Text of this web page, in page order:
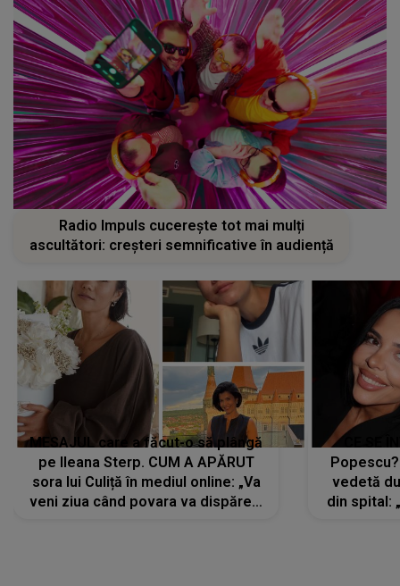
Radio Impuls cucerește tot mai mulți
ascultători: creșteri semnificative în audiență
MESAJUL care a făcut-o să plângă
pe Ileana Sterp. CUM A APĂRUT
sora lui Culiță în mediul online: „Va
veni ziua când povara va dispărea,
vedetă
din spital: